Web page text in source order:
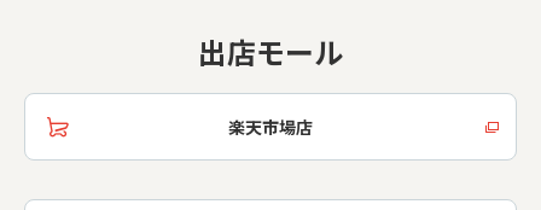
出店モール
楽天市場店